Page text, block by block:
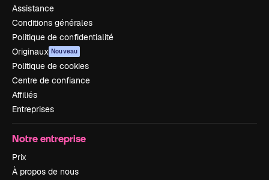
Assistance
Conditions générales
Politique de confidentialité
Originaux Nouveau
Politique de cookies
Centre de confiance
Affiliés
Entreprises
Notre entreprise
Prix
À propos de nous